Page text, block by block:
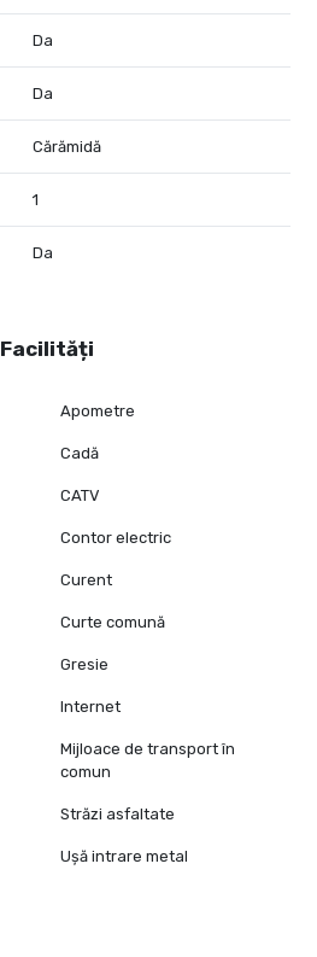
Da
Da
Cărămidă
1
Da
Facilități
Apometre
Cadă
CATV
Contor electric
Curent
Curte comună
Gresie
Internet
Mijloace de transport în
comun
Străzi asfaltate
Ușă intrare metal